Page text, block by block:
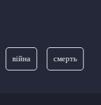
війна смерть